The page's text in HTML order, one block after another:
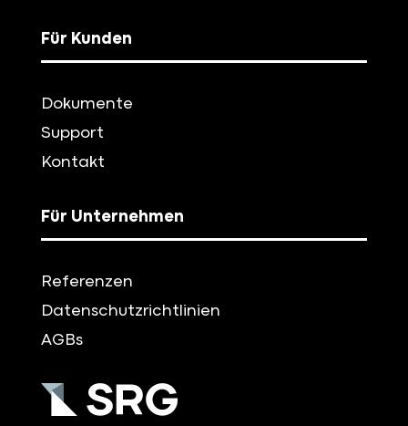
Für Kunden
Dokumente
Support
Kontakt
Für Unternehmen
Referenzen
Datenschutzrichtlinien
AGBs